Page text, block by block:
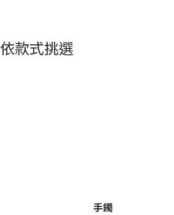
依款式挑選
手鐲